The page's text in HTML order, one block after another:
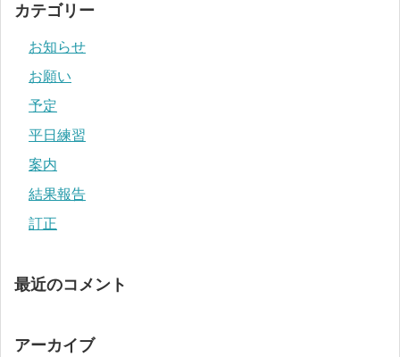
カテゴリー
お知らせ
お願い
予定
平日練習
案内
結果報告
訂正
最近のコメント
アーカイブ